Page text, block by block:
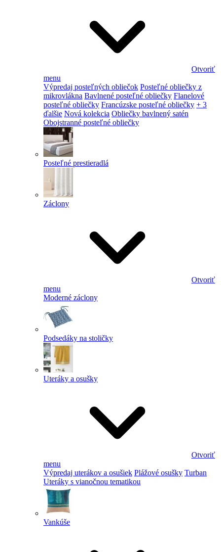
Otvoriť
menu
Výpredaj posteľných obliečok Posteľné obliečky z
mikrovlákna Bavlnené posteľné obliečky Flanelové
posteľné obliečky Francúzske posteľné obliečky + 3
ďalšie Nová kolekcia Obliečky bavlnený satén
Obojstranné posteľné obliečky
Posteľné prestieradlá
Záclony
Otvoriť
menu
Moderné záclony
Podsedáky na stoličky
Uteráky a osušky
Otvoriť
menu
Výpredaj uterákov a osušiek Plážové osušky Turban
Uteráky s vianočnou tematikou
Vankúše